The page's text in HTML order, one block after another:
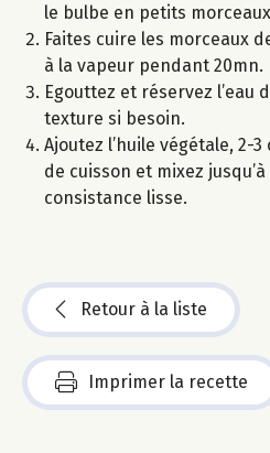
le bulbe en petits
Faites cuire les morceaux
à la vapeur pendant 20mn.
Egouttez et réservez l’eau
texture si besoin.
Ajoutez l’huile végétale, 2-
de cuisson et mixez
consistance lisse.
Retour à la liste
Imprimer la recette